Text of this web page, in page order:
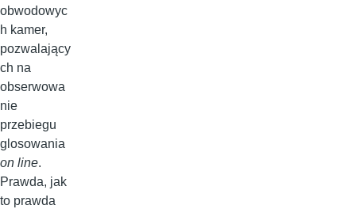
obwodowyc
h kamer,
pozwalający
ch na
obserwowa
nie
przebiegu
glosowania
on line.
Prawda, jak
to prawda